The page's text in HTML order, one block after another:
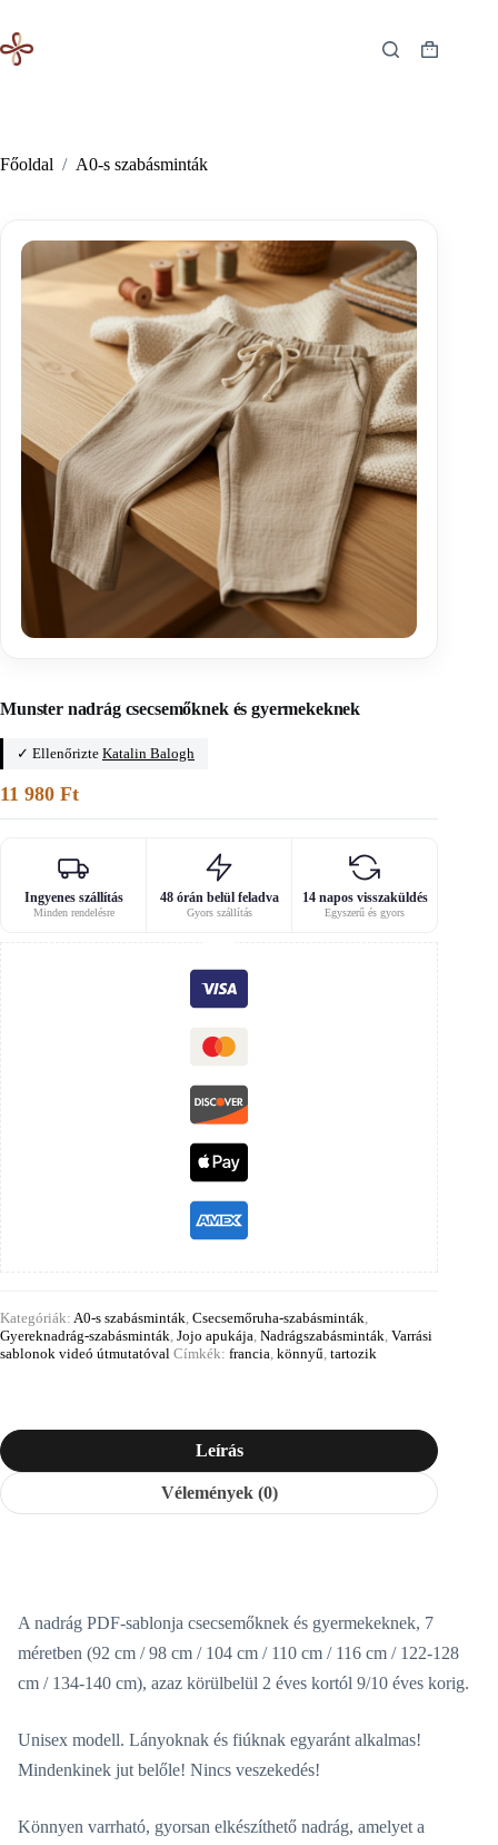
content
Shopping
Főoldal / A0-s szabásminták
Munster nadrág csecsemőknek és gyermekeknek
✓ Ellenőrizte Katalin Balogh
11 980 Ft
Ingyenes szállítás
Minden rendelésre
48 órán belül feladva
Gyors szállítás
14 napos visszaküldés
Egyszerű és gyors
Kategóriák: A0-s szabásminták Csecsemőruha-szabásminták
Gyereknadrág-szabásminták Jojo apukája Nadrágszabásminták Varrási
sablonok videó útmutatóval Címkék: francia könnyű tartozik
Leírás
Vélemények (0)
A nadrág PDF-sablonja csecsemőknek és gyermekeknek, 7
méretben (92 cm / 98 cm / 104 cm / 110 cm / 116 cm / 122-128
cm / 134-140 cm), azaz körülbelül 2 éves kortól 9/10 éves korig.
Unisex modell. Lányoknak és fiúknak egyaránt alkalmas!
Mindenkinek jut belőle! Nincs veszekedés!
Könnyen varrható, gyorsan elkészíthető nadrág, amelyet a